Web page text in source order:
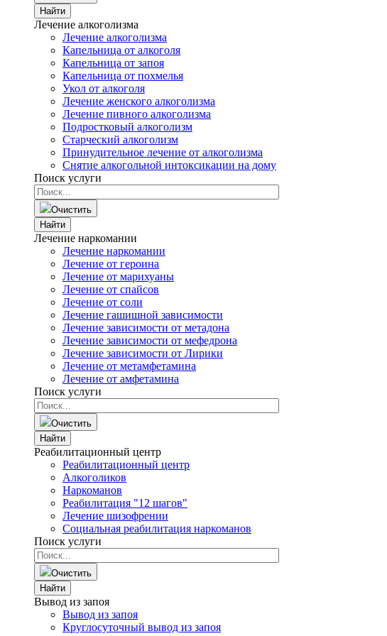
Найти
Лечение алкоголизма
Лечение алкоголизма
Капельница от алкоголя
Капельница от запоя
Капельница от похмелья
Укол от алкоголя
Лечение женского алкоголизма
Лечение пивного алкоголизма
Подростковый алкоголизм
Старческий алкоголизм
Принудительное лечение от алкоголизма
Снятие алкогольной интоксикации на дому
Поиск услуги
Очистить
Найти
Лечение наркомании
Лечение наркомании
Лечение от героина
Лечение от марихуаны
Лечение от спайсов
Лечение от соли
Лечение гашишной зависимости
Лечение зависимости от метадона
Лечение зависимости от мефедрона
Лечение зависимости от Лирики
Лечение от метамфетамина
Лечение от амфетамина
Поиск услуги
Очистить
Найти
Реабилитационный центр
Реабилитационный центр
Алкоголиков
Наркоманов
Реабилитация "12 шагов"
Лечение шизофрении
Социальная реабилитация наркоманов
Поиск услуги
Очистить
Найти
Вывод из запоя
Вывод из запоя
Круглосуточный вывод из запоя